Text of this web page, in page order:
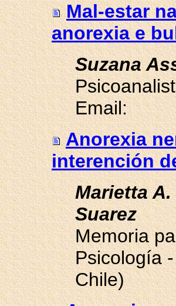
Mal-estar
anorexia e
Suzana
Email:
Anorexia
interención
Marietta
Suarez
Memoria
Psicología
Chile)